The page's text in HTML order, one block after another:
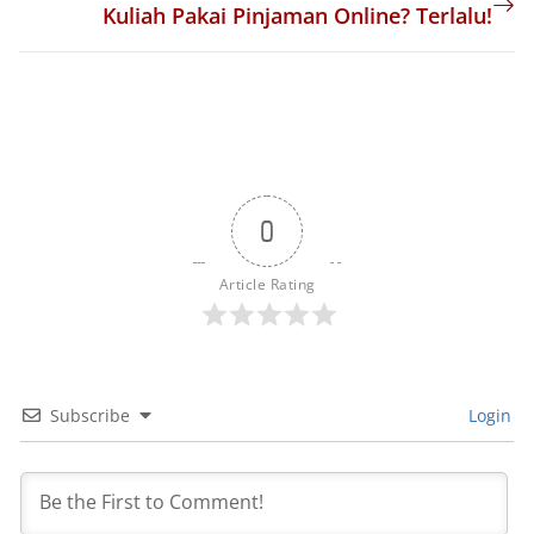
Kuliah Pakai Pinjaman Online? Terlalu!
0
Article Rating
Subscribe Login